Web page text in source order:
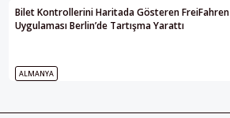
Bilet Kontrollerini Haritada Gösteren FreiFahren
Uygulaması Berlin’de Tartışma Yarattı
ALMANYA